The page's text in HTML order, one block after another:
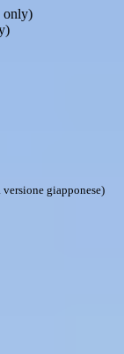
only)
giapponese)